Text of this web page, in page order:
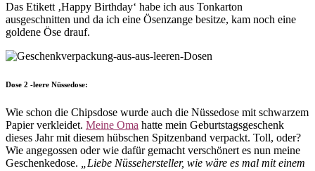
Das Etikett ‚Happy Birthday‘ habe ich aus Tonkarton
ausgeschnitten und da ich eine Ösenzange besitze, kam noch eine
goldene Öse drauf.
Dose 2 -leere Nüssedose:
Wie schon die Chipsdose wurde auch die Nüssedose mit schwarzem
Papier verkleidet. Meine Oma hatte mein Geburtstagsgeschenk
dieses Jahr mit diesem hübschen Spitzenband verpackt. Toll, oder?
Wie angegossen oder wie dafür gemacht verschönert es nun meine
Geschenkedose.
„Liebe Nüssehersteller, wie wäre es mal mit einem